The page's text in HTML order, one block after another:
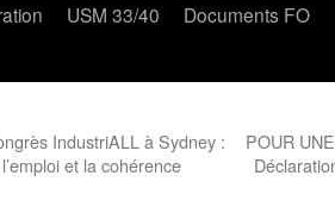
USM 33/40 Documents FO
IndustriALL à Sydney :
et la cohérence
POUR